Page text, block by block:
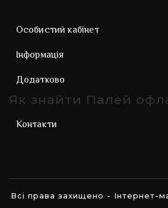
Особистий кабінет
Інформація
Додатково
Як знайти Палей
Контакти
Всі права захищено - Інтернет-